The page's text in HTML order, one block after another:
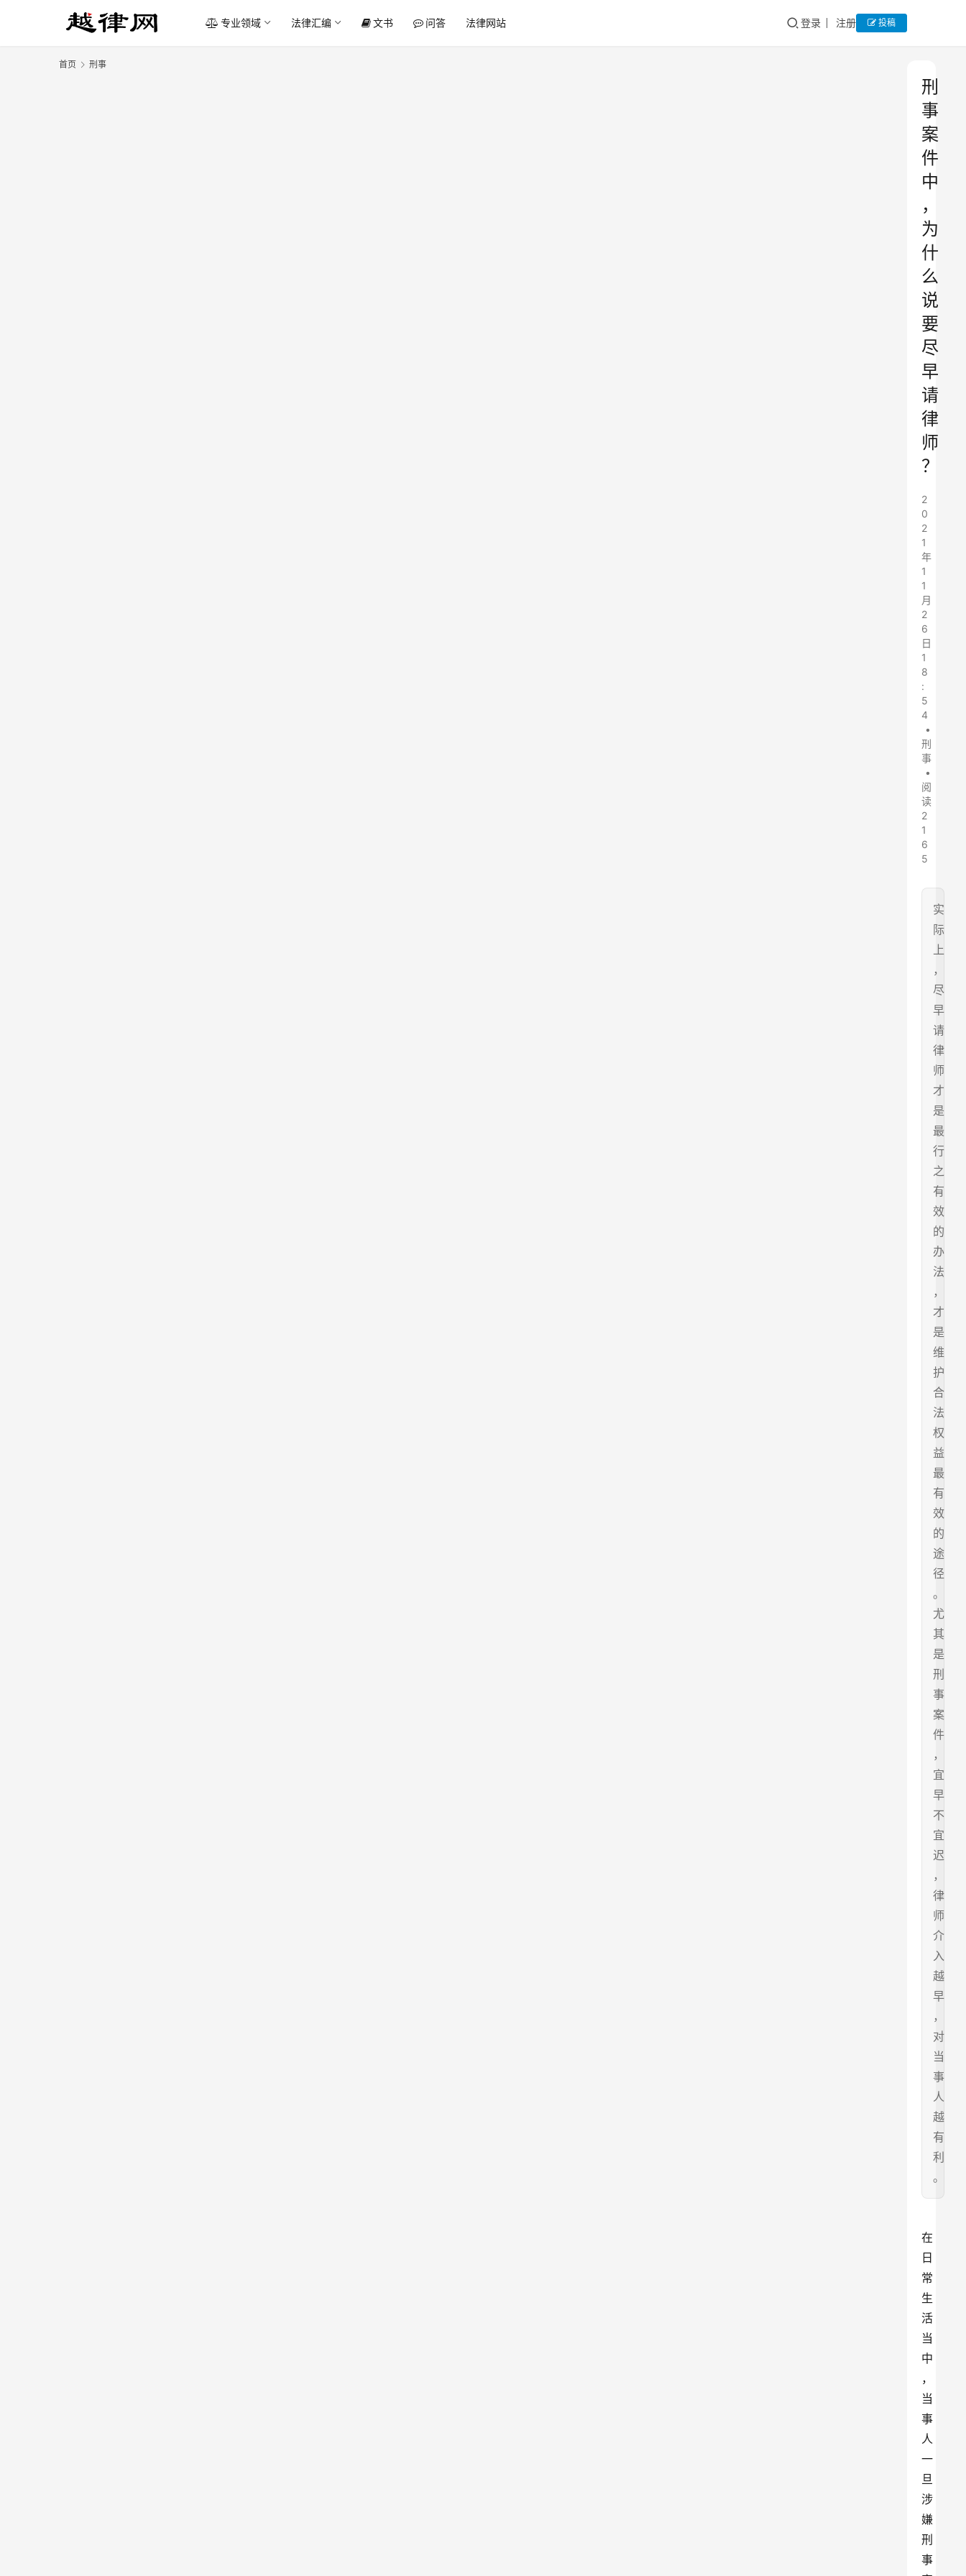
专业领域 法律汇编 文书 问答 法律网站 登录 注册 投稿
首页 刑事
刑
事
案
件
中
，
为
什
么
说
要
尽
早
请
律
师
？
2
0
2
1
年
1
1
月
2
6
日
1
8
:
5
4
•
刑
事
•
阅
读
2
1
6
5
实
际
上
，
尽
早
请
律
师
才
是
最
行
之
有
效
的
办
法
，
才
是
维
护
合
法
权
益
最
有
效
的
途
径
。
尤
其
是
刑
事
案
件
，
宜
早
不
宜
迟
，
律
师
介
入
越
早
，
对
当
事
人
越
有
利
。
在
日
常
生
活
当
中
，
当
事
人
一
旦
涉
嫌
刑
事